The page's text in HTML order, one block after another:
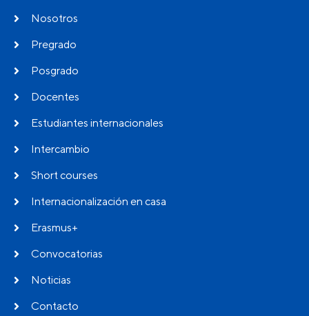
Nosotros
Pregrado
Posgrado
Docentes
Estudiantes internacionales
Intercambio
Short courses
Internacionalización en casa
Erasmus+
Convocatorias
Noticias
Contacto